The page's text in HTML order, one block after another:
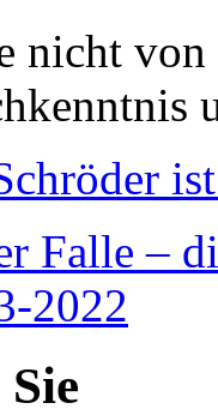
nicht
Falle –
2022